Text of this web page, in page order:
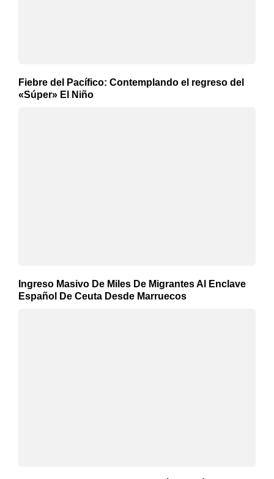
Fiebre del Pacífico: Contemplando el regreso del
«Súper» El Niño
Ingreso Masivo De Miles De Migrantes Al Enclave
Español De Ceuta Desde Marruecos